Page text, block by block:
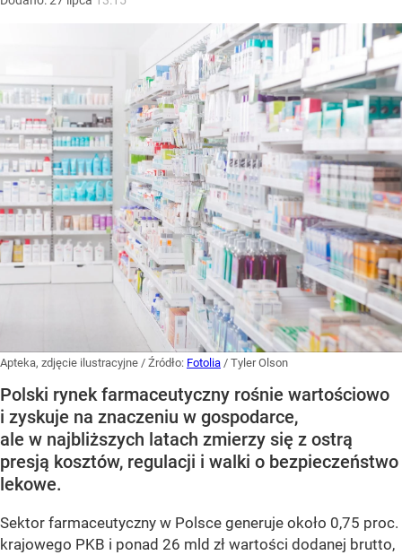
Apteka, zdjęcie ilustracyjne / Źródło: Fotolia / Tyler Olson
Polski rynek farmaceutyczny rośnie wartościowo
i zyskuje na znaczeniu w gospodarce,
ale w najbliższych latach zmierzy się z ostrą
presją kosztów, regulacji i walki o bezpieczeństwo
lekowe.
Sektor farmaceutyczny w Polsce generuje około 0,75 proc.
krajowego PKB i ponad 26 mld zł wartości dodanej brutto,